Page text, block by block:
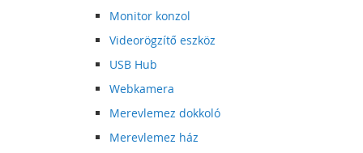
Monitor konzol
Videorögzítő eszköz
USB Hub
Webkamera
Merevlemez dokkoló
Merevlemez ház